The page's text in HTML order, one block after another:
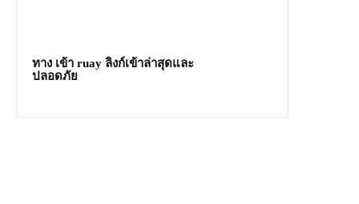
ทาง เข้า ruay ลิงก์เข้าล่าสุดและ
ปลอดภัย